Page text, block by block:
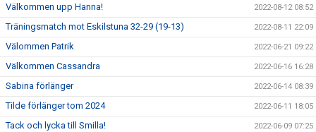
Välkommen upp Hanna! 2022-08-12 08:52
Träningsmatch mot Eskilstuna 32-29 (19-13) 2022-08-11 22:09
Välommen Patrik 2022-06-21 09:22
Välkommen Cassandra 2022-06-16 16:28
Sabina förlänger 2022-06-14 08:39
Tilde förlänger tom 2024 2022-06-11 18:05
Tack och lycka till Smilla! 2022-06-09 07:25